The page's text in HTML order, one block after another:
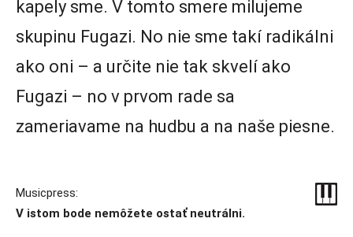
kapely sme. V tomto smere milujeme
skupinu Fugazi. No nie sme takí radikálni
ako oni – a určite nie tak skvelí ako
Fugazi – no v prvom rade sa
zameriavame na hudbu a na naše piesne.
Musicpress:
V istom bode nemôžete ostať neutrálni.